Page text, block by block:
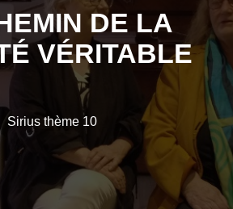
DE LA
VÉRITABLE
Sirius thème 10